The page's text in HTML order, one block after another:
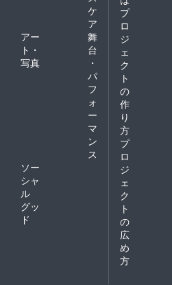
ケ
ア
アー
ト・
写真
舞
台
・
パ
フ
ォ
ー
マ
ン
ス
ソー
シャ
ル
グッ
ド
プ
ロ
ジ
ェ
ク
ト
の
作
り
方
プ
ロ
ジ
ェ
ク
ト
の
広
め
方